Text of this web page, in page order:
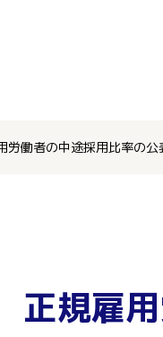
労働者の中途採用比率の公
正規雇